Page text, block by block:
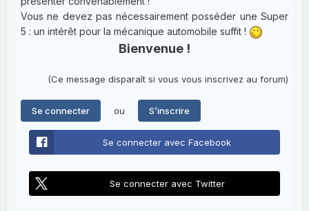
Vous ne devez pas nécessairement posséder une Super
5 : un intérêt pour la mécanique automobile suffit !
Bienvenue !
(Ce message disparaît si vous vous inscrivez au forum)
Se connecter ou S’inscrire
Se connecter avec Facebook
Se connecter avec Twitter